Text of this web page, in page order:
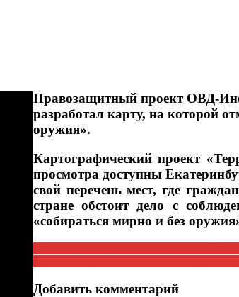
Правозащитный проект ОВД-
разработал карту, на которой
оружия».
Картографический проект
просмотра доступны
свой перечень мест, где
стране обстоит дело с
«собираться мирно и без
Добавить комментарий